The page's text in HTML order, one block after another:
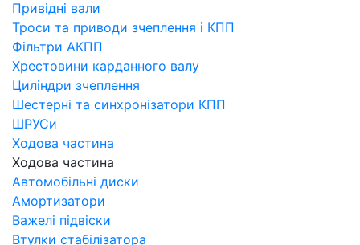
Привідні вали
Троси та приводи зчеплення і КПП
Фільтри АКПП
Хрестовини карданного валу
Циліндри зчеплення
Шестерні та синхронізатори КПП
ШРУСи
Ходова частина
Ходова частина
Автомобільні диски
Амортизатори
Важелі підвіски
Втулки стабілізатора